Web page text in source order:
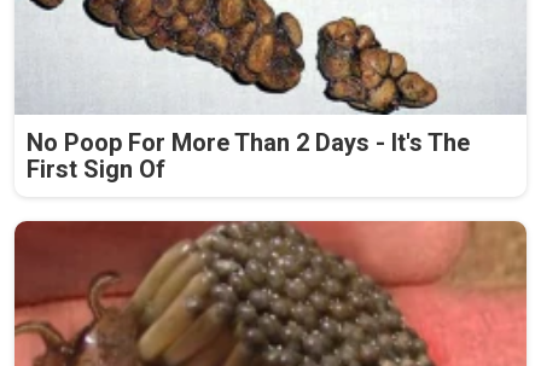
No Poop For More Than 2 Days - It's The
First Sign Of